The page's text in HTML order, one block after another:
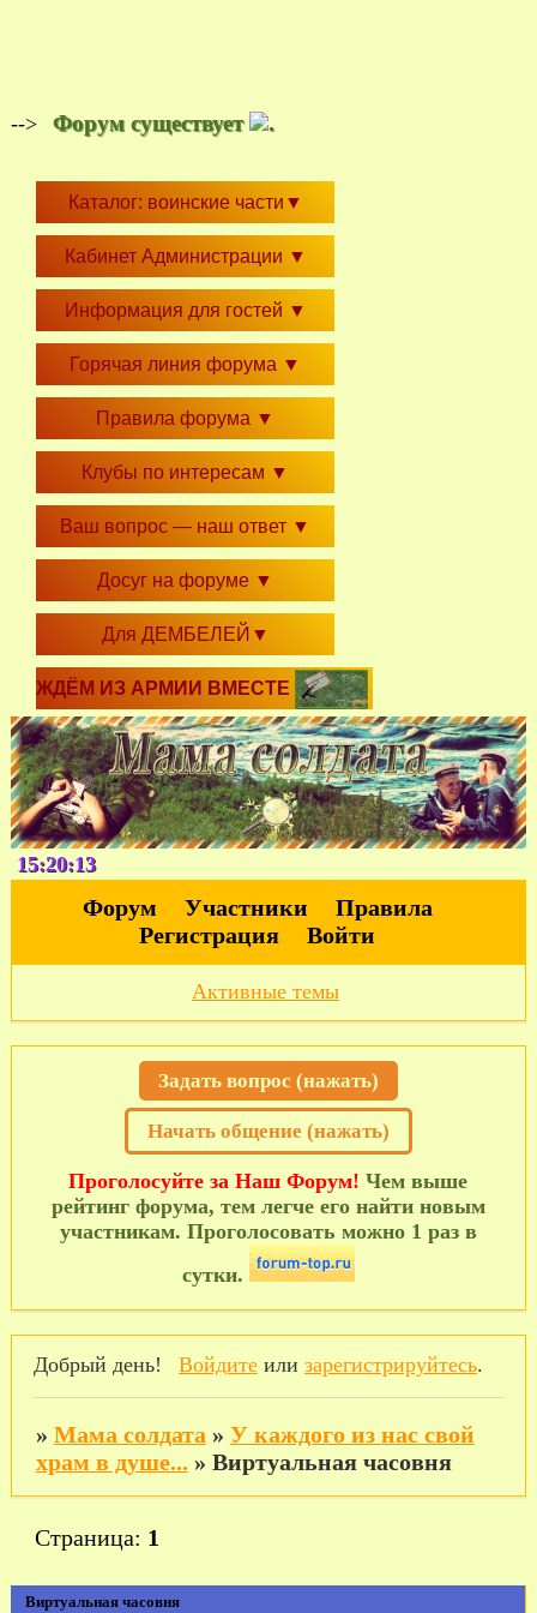
--> Форум существует .
Каталог: воинские части ▼
Кабинет Администрации ▼
Информация для гостей ▼
Горячая линия форума ▼
Правила форума ▼
Клубы по интересам ▼
Ваш вопрос — наш ответ ▼
Досуг на форуме ▼
Для ДЕМБЕЛЕЙ ▼
ЖДЁМ ИЗ АРМИИ ВМЕСТЕ
15:20:14
Форум Участники
Правила
Регистрация
Войти
Активные темы
Задать вопрос (нажать)
Начать общение (нажать)
Проголосуйте за Наш Форум! Чем выше
рейтинг форума, тем легче его найти новым
участникам. Проголосовать можно 1 раз в
сутки.
Добрый день! Войдитеили зарегистрируйтесь.
» Мама солдата » У каждого из нас свой
храм в душе... » Виртуальная часовня
Виртуальная часовня
Страница: 1